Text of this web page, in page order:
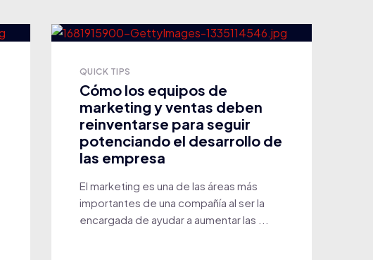
QUICK TIPS
Cómo los equipos de
marketing y ventas deben
reinventarse para seguir
potenciando el desarrollo de
las empresa
El marketing es una de las áreas más
importantes de una compañía al ser la
encargada de ayudar a aumentar las ...